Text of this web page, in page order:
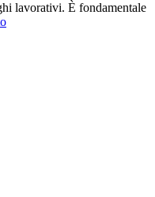
lavorativi. È fondamentale